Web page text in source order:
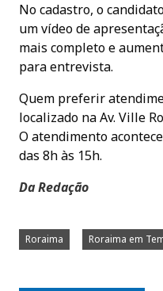
No cadastro, o
um vídeo de
mais completo e
para entrevista.
Quem preferir
localizado na Av. Ville
O atendimento
das 8h às 15h.
Da Redação
Roraima Roraima em